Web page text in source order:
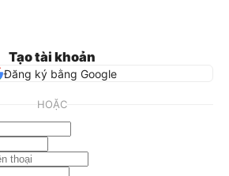
Tạo tài khoản
Đăng ký bằng Google
HOẶC